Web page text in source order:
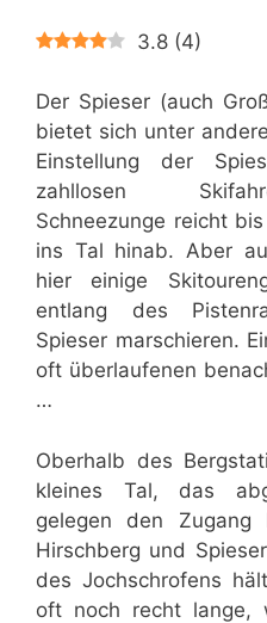
3.8 (4)
Der Spieser (auch
bietet sich unter
Einstellung der
zahllosen
Schneezunge reicht
ins Tal hinab. Aber
hier einige
entlang des
Spieser marschieren.
oft überlaufenen
…
Oberhalb des
kleines Tal, das
gelegen den Zugang
Hirschberg und
des Jochschrofens
oft noch recht lange,